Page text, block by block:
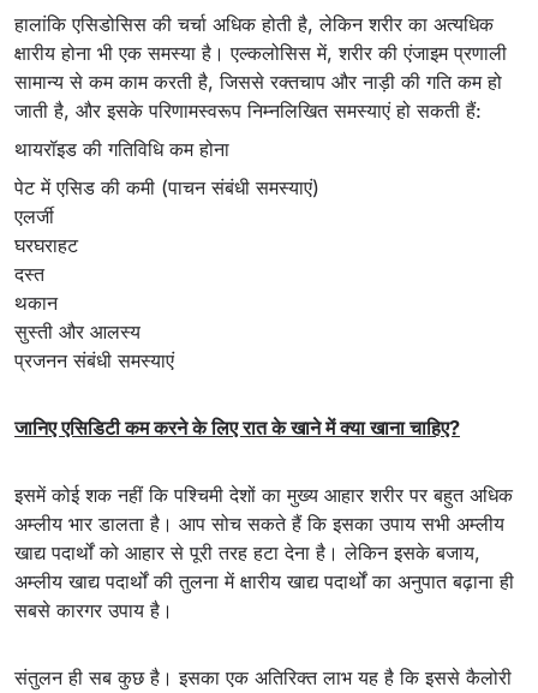
हालांकि एसिडोसिस की चर्चा अधिक होती है, लेकिन शरीर का अत्यधिक
क्षारीय होना भी एक समस्या है। एल्कलोसिस में, शरीर की एंजाइम प्रणाली
सामान्य से कम काम करती है, जिससे रक्तचाप और नाड़ी की गति कम हो
जाती है, और इसके परिणामस्वरूप निम्नलिखित समस्याएं हो सकती हैं:
थायरॉइड की गतिविधि कम होना
पेट में एसिड की कमी (पाचन संबंधी समस्याएं)
एलर्जी
घरघराहट
दस्त
थकान
सुस्ती और आलस्य
प्रजनन संबंधी समस्याएं
जानिए एसिडिटी कम करने के लिए रात के खाने में क्या खाना चाहिए?
इसमें कोई शक नहीं कि पश्चिमी देशों का मुख्य आहार शरीर पर बहुत अधिक
अम्लीय भार डालता है। आप सोच सकते हैं कि इसका उपाय सभी अम्लीय
खाद्य पदार्थों को आहार से पूरी तरह हटा देना है। लेकिन इसके बजाय,
अम्लीय खाद्य पदार्थों की तुलना में क्षारीय खाद्य पदार्थों का अनुपात बढ़ाना ही
सबसे कारगर उपाय है।
संतुलन ही सब कुछ है। इसका एक अतिरिक्त लाभ यह है कि इससे कैलोरी